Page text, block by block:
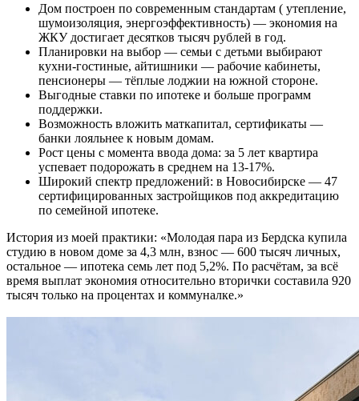
Дом построен по современным стандартам ( утепление,
шумоизоляция, энергоэффективность) — экономия на
ЖКУ достигает десятков тысяч рублей в год.
Планировки на выбор — семьи с детьми выбирают
кухни-гостиные, айтишники — рабочие кабинеты,
пенсионеры — тёплые лоджии на южной стороне.
Выгодные ставки по ипотеке и больше программ
поддержки.
Возможность вложить маткапитал, сертификаты —
банки лояльнее к новым домам.
Рост цены с момента ввода дома: за 5 лет квартира
успевает подорожать в среднем на 13-17%.
Широкий спектр предложений: в Новосибирске — 47
сертифицированных застройщиков под аккредитацию
по семейной ипотеке.
История из моей практики: «Молодая пара из Бердска купила
студию в новом доме за 4,3 млн, взнос — 600 тысяч личных,
остальное — ипотека семь лет под 5,2%. По расчётам, за всё
время выплат экономия относительно вторички составила 920
тысяч только на процентах и коммуналке.»